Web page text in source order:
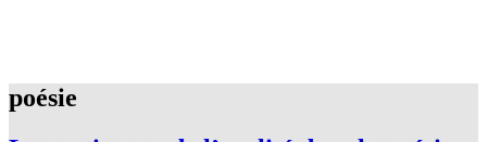
poésie